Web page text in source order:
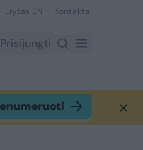
Lrytas EN Kontaktai
Prisijungti